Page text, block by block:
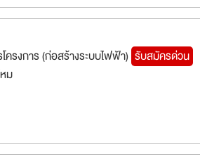
รงการ (ก่อสร้างระบบไฟฟ้า) รับสมัครด่วน
ม